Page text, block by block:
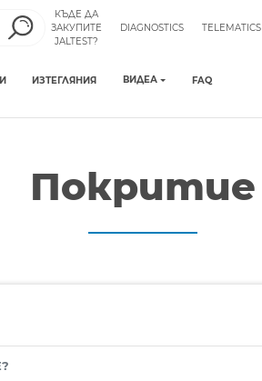
КЪДЕ ДА
ЗАКУПИТЕ
JALTEST?
DIAGNOSTICS TELEMATICS
ИЗТЕГЛЯНИЯ ВИДЕА FAQ
Покритие